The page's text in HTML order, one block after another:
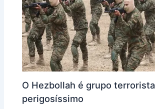
O Hezbollah é grupo terrorista
perigosíssimo